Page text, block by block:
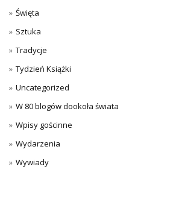
Święta
Sztuka
Tradycje
Tydzień Książki
Uncategorized
W 80 blogów dookoła świata
Wpisy gościnne
Wydarzenia
Wywiady